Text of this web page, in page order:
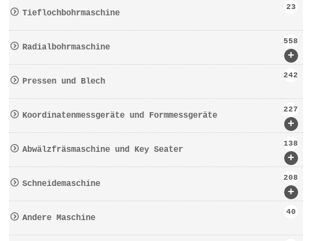
Tieflochbohrmaschine
23
+
Radialbohrmaschine
558
Pressen und Blech
242
+
Koordinatenmessgeräte und Formmessgeräte
227
+
Abwälzfräsmaschine und Key Seater
138
+
Schneidemaschine
208
Andere Maschine
40